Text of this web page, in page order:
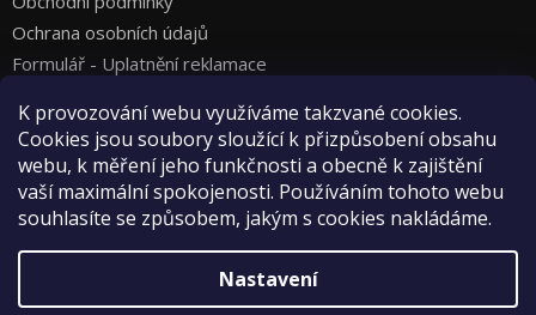
K provozování webu využíváme takzvané cookies.
Cookies jsou soubory sloužící k přizpůsobení obsahu
webu, k měření jeho funkčnosti a obecně k zajištění
vaší maximální spokojenosti. Používáním tohoto webu
souhlasíte se způsobem, jakým s cookies nakládáme.
Nastavení
Ochrana osobních údajů
Formulář - Uplatnění reklamace
Vytvořil Shoptet